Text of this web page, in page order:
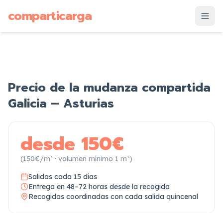
comparticarga
Precio de la mudanza compartida
Galicia – Asturias
desde 150€
(150€/m³ · volumen mínimo 1 m³)
Salidas cada 15 días
Entrega en 48–72 horas desde la recogida
Recogidas coordinadas con cada salida quincenal